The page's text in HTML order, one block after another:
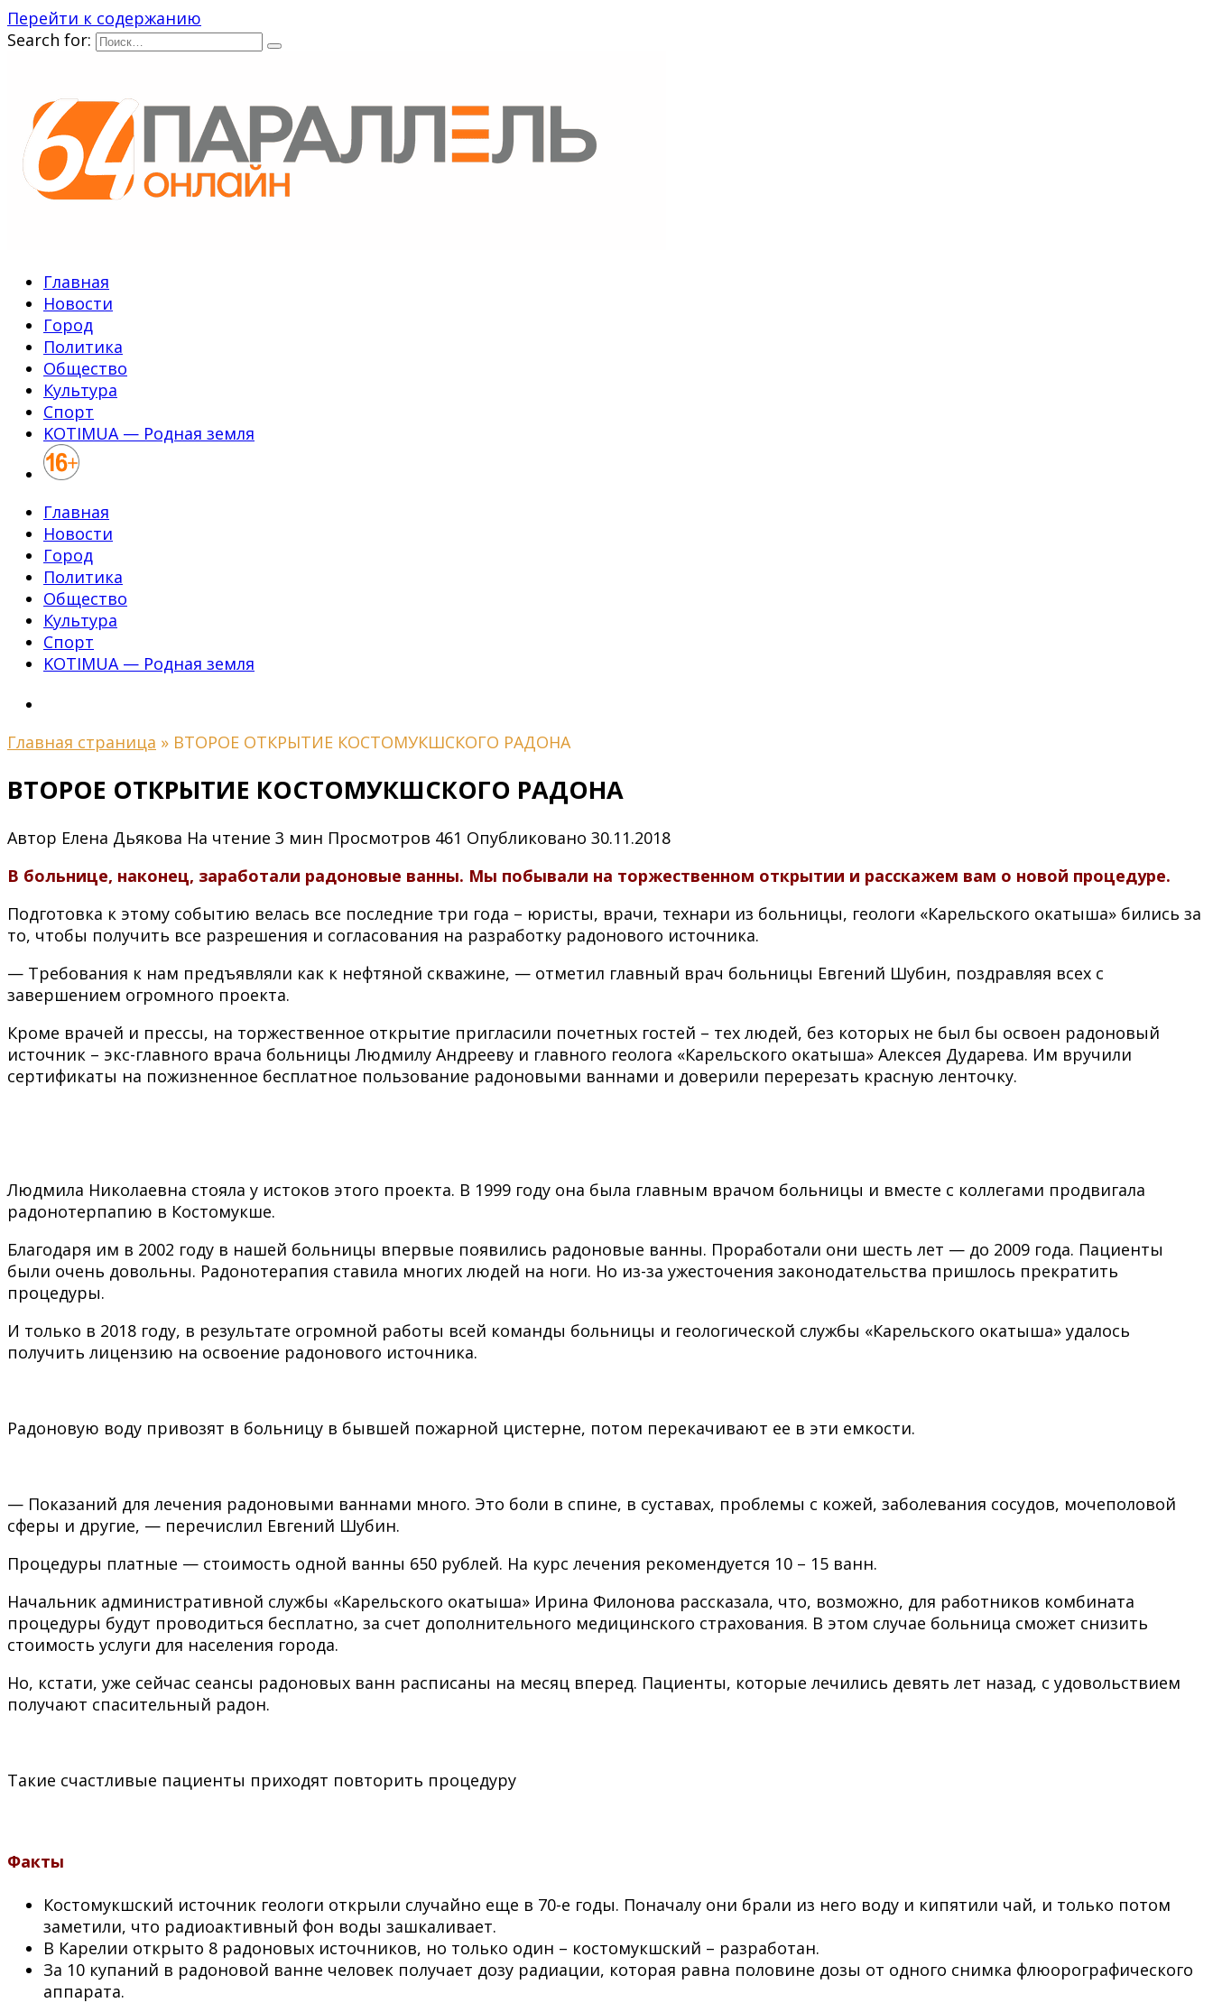
Перейти к содержанию
Search for:
Главная
Новости
Город
Политика
Общество
Культура
Спорт
KOTIMUA — Родная земля
Главная
Новости
Город
Политика
Общество
Культура
Спорт
KOTIMUA — Родная земля
Главная страница » ВТОРОЕ ОТКРЫТИЕ КОСТОМУКШСКОГО РАДОНА
ВТОРОЕ ОТКРЫТИЕ КОСТОМУКШСКОГО РАДОНА
Автор Елена Дьякова На чтение 3 мин Просмотров 461 Опубликовано 30.11.2018
В больнице, наконец, заработали радоновые ванны. Мы побывали на торжественном открытии и расскажем вам о новой процедуре.
Подготовка к этому событию велась все последние три года – юристы, врачи, технари из больницы, геологи «Карельского окатыша» бились за
то, чтобы получить все разрешения и согласования на разработку радонового источника.
— Требования к нам предъявляли как к нефтяной скважине, — отметил главный врач больницы Евгений Шубин, поздравляя всех с
завершением огромного проекта.
Кроме врачей и прессы, на торжественное открытие пригласили почетных гостей – тех людей, без которых не был бы освоен радоновый
источник – экс-главного врача больницы Людмилу Андрееву и главного геолога «Карельского окатыша» Алексея Дударева. Им вручили
сертификаты на пожизненное бесплатное пользование радоновыми ваннами и доверили перерезать красную ленточку.
Людмила Николаевна стояла у истоков этого проекта. В 1999 году она была главным врачом больницы и вместе с коллегами продвигала
радонотерпапию в Костомукше.
Благодаря им в 2002 году в нашей больницы впервые появились радоновые ванны. Проработали они шесть лет — до 2009 года. Пациенты
были очень довольны. Радонотерапия ставила многих людей на ноги. Но из-за ужесточения законодательства пришлось прекратить
процедуры.
И только в 2018 году, в результате огромной работы всей команды больницы и геологической службы «Карельского окатыша» удалось
получить лицензию на освоение радонового источника.
Радоновую воду привозят в больницу в бывшей пожарной цистерне, потом перекачивают ее в эти емкости.
— Показаний для лечения радоновыми ваннами много. Это боли в спине, в суставах, проблемы с кожей, заболевания сосудов, мочеполовой
сферы и другие, — перечислил Евгений Шубин.
Процедуры платные — стоимость одной ванны 650 рублей. На курс лечения рекомендуется 10 – 15 ванн.
Начальник административной службы «Карельского окатыша» Ирина Филонова рассказала, что, возможно, для работников комбината
процедуры будут проводиться бесплатно, за счет дополнительного медицинского страхования. В этом случае больница сможет снизить
стоимость услуги для населения города.
Но, кстати, уже сейчас сеансы радоновых ванн расписаны на месяц вперед. Пациенты, которые лечились девять лет назад, с удовольствием
получают спасительный радон.
Такие счастливые пациенты приходят повторить процедуру
Факты
Костомукшский источник геологи открыли случайно еще в 70-е годы. Поначалу они брали из него воду и кипятили чай, и только потом
заметили, что радиоактивный фон воды зашкаливает.
В Карелии открыто 8 радоновых источников, но только один – костомукшский – разработан.
За 10 купаний в радоновой ванне человек получает дозу радиации, которая равна половине дозы от одного снимка флюорографического
аппарата.